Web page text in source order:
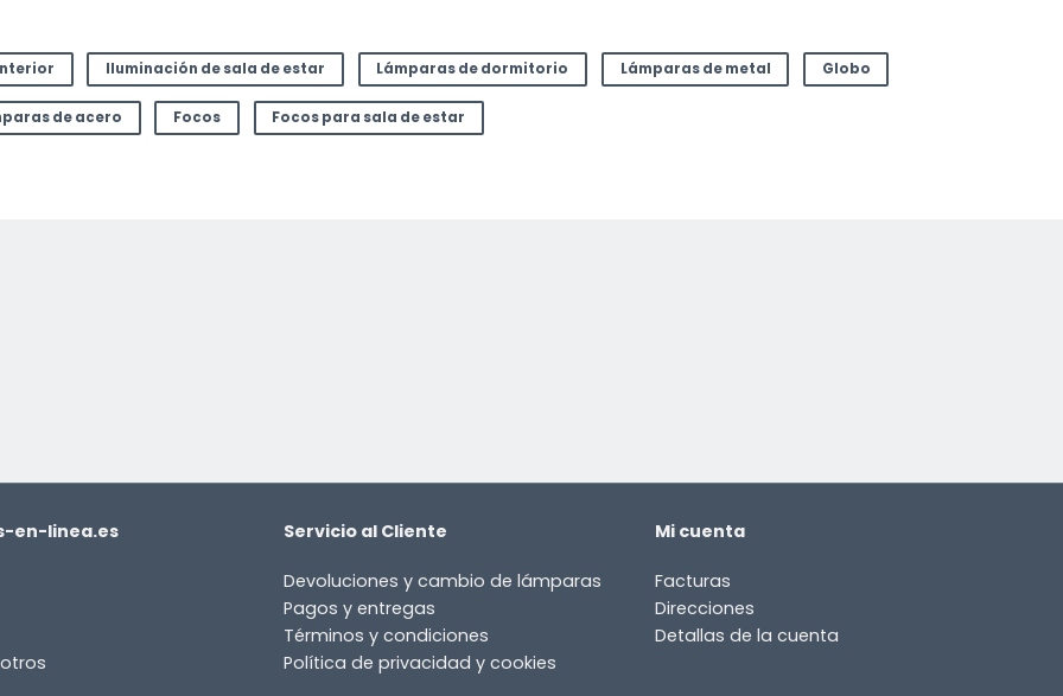
Iluminación de sala de estar Lámparas de dormitorio Lámparas de metal Globo
de acero Focos Focos para sala de estar
en-linea.es Servicio al Cliente
Devoluciones y cambio de lámparas
Pagos y entregas
Términos y condiciones
Política de privacidad y cookies
Mi cuenta
Facturas
Direcciones
Detallas de la cuenta